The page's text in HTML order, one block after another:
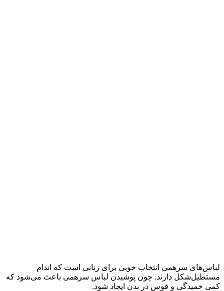
لباس‌های سرهمی انتخاب خوبی برای زنانی است که اندام
مستطیل‌شکل دارند. چون پوشیدن لباس سرهمی باعث می‌شود که
کمی خمیدگی و قوس در بدن ایجاد شود.